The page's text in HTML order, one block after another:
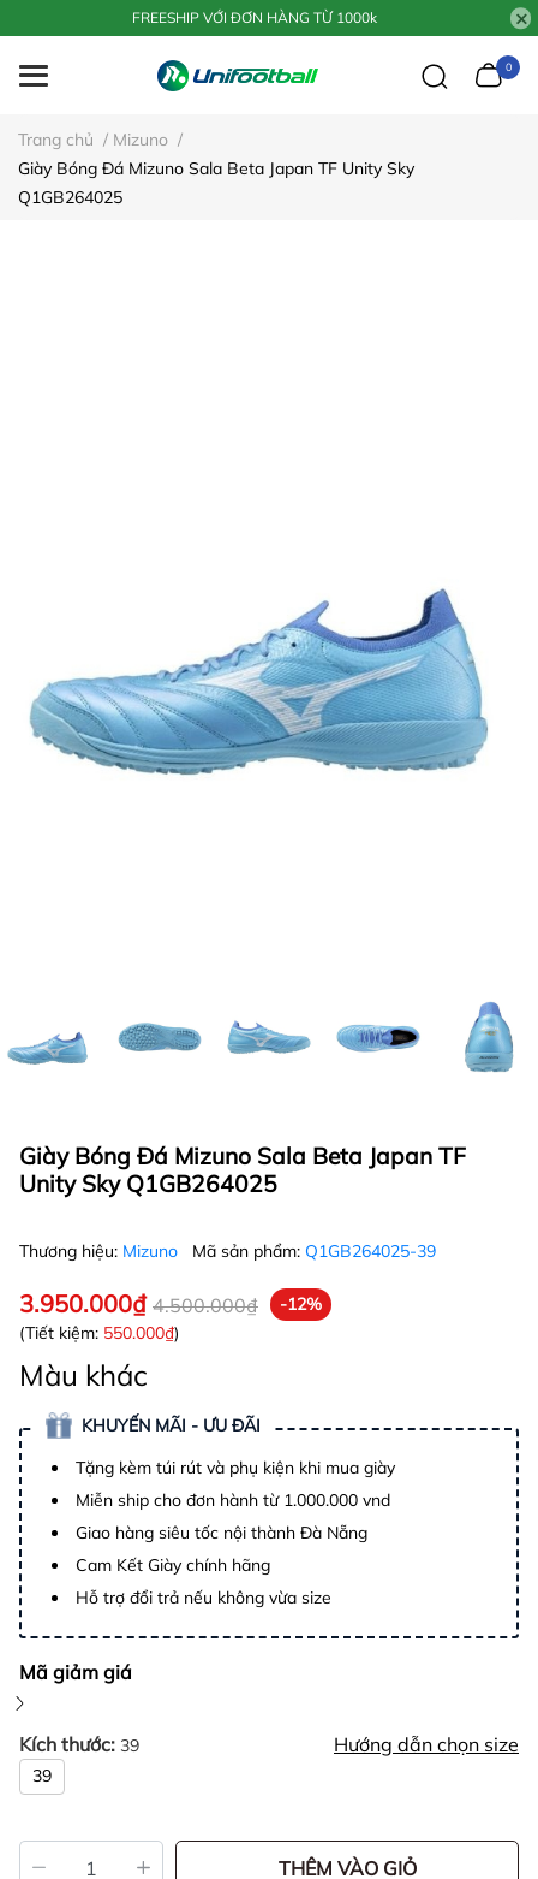
FREESHIP VỚI ĐƠN HÀNG TỪ 1000k
0
Trang chủ / Mizuno /
Giày Bóng Đá Mizuno Sala Beta Japan TF Unity Sky
Q1GB264025
Giày Bóng Đá Mizuno Sala Beta Japan TF
Unity Sky Q1GB264025
Thương hiệu: Mizuno Mã sản phẩm: Q1GB264025-39
3.950.000₫ 4.500.000₫
-12%
(Tiết kiệm: 550.000₫)
Màu khác
KHUYẾN MÃI - ƯU ĐÃI
Tặng kèm túi rút và phụ kiện khi mua giày
Miễn ship cho đơn hành từ 1.000.000 vnd
Giao hàng siêu tốc nội thành Đà Nẵng
Cam Kết Giày chính hãng
Hỗ trợ đổi trả nếu không vừa size
Mã giảm giá
Kích thước: 39 Hướng dẫn chọn size
39
THÊM VÀO GIỎ